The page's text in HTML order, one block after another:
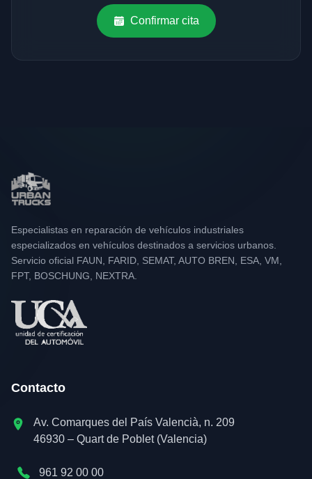
Confirmar cita
Especialistas en reparación de vehículos industriales
especializados en vehículos destinados a servicios urbanos.
Servicio oficial FAUN, FARID, SEMAT, AUTO BREN, ESA, VM,
FPT, BOSCHUNG, NEXTRA.
Contacto
Av. Comarques del País Valencià, n. 209
46930 – Quart de Poblet (Valencia)
961 92 00 00